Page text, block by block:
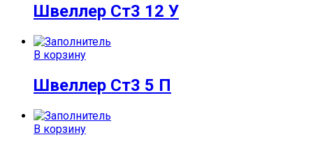
Швеллер Ст3 12 У
В корзину
Швеллер Ст3 5 П
В корзину